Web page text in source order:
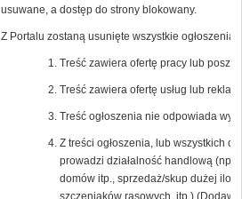
usuwane, a dostęp do strony blokowany.
Z Portalu zostaną usunięte wszystkie ogłoszenia,
Treść zawiera ofertę pracy lub
Treść zawiera ofertę usług lub
Treść ogłoszenia nie odpowiada
Z treści ogłoszenia, lub wszystkich
prowadzi działalność handlową
domów itp., sprzedaż/skup dużej